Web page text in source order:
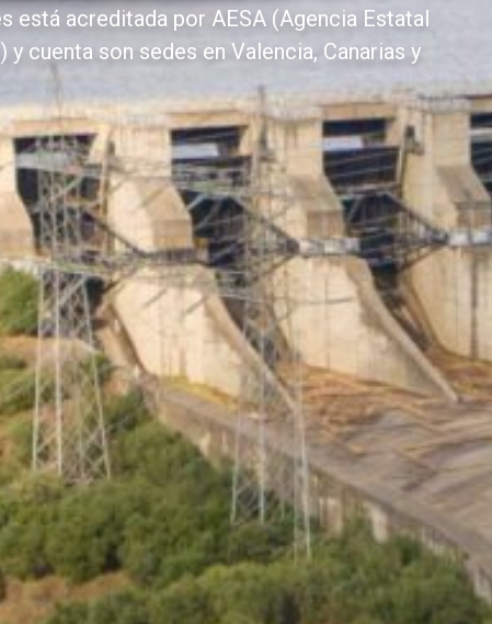
está acreditada por AESA (Agencia Estatal
y cuenta son sedes en Valencia, Canarias y